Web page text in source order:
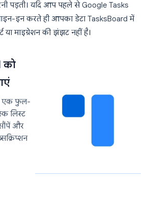
पड़ती। यदि आप पहले से Google Tasks
इन करते ही आपका डेटा TasksBoard में
या माइग्रेशन की झंझट नहीं है।
को
एक फुल-
लिस्ट
और